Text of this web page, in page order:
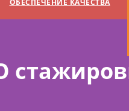
ОБЕСПЕЧЕНИЕ КАЧЕСТВА